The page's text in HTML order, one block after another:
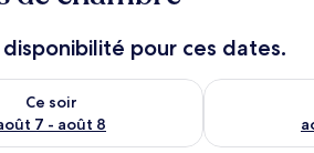
pour ces dates.
Ce soir
7 - août 8
pour ce soir août 7 - août 8
Vérifier la